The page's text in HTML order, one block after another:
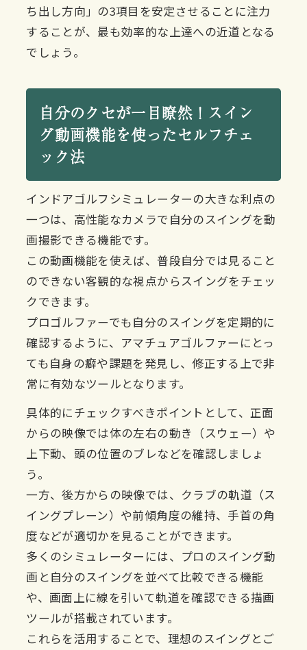
ち出し方向」の3項目を安定させることに注力
することが、最も効率的な上達への近道となる
でしょう。
自分のクセが一目瞭然！スイン
グ動画機能を使ったセルフチェ
ック法
インドアゴルフシミュレーターの大きな利点の
一つは、高性能なカメラで自分のスイングを動
画撮影できる機能です。
この動画機能を使えば、普段自分では見ること
のできない客観的な視点からスイングをチェッ
クできます。
プロゴルファーでも自分のスイングを定期的に
確認するように、アマチュアゴルファーにとっ
ても自身の癖や課題を発見し、修正する上で非
常に有効なツールとなります。
具体的にチェックすべきポイントとして、正面
からの映像では体の左右の動き（スウェー）や
上下動、頭の位置のブレなどを確認しましょ
う。
一方、後方からの映像では、クラブの軌道（ス
イングプレーン）や前傾角度の維持、手首の角
度などが適切かを見ることができます。
多くのシミュレーターには、プロのスイング動
画と自分のスイングを並べて比較できる機能
や、画面上に線を引いて軌道を確認できる描画
ツールが搭載されています。
これらを活用することで、理想のスイングとご